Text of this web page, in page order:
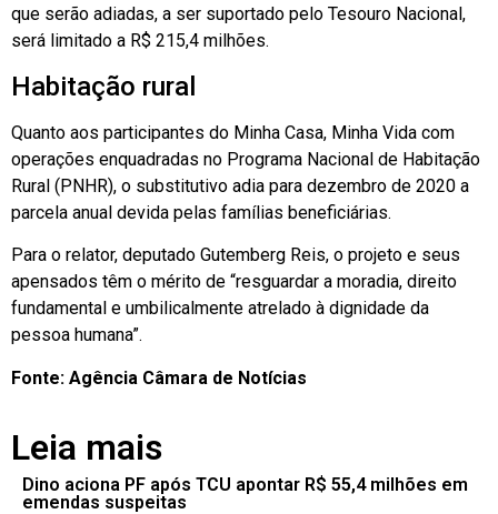
que serão adiadas, a ser suportado pelo Tesouro Nacional,
será limitado a R$ 215,4 milhões.
Habitação rural
Quanto aos participantes do Minha Casa, Minha Vida com
operações enquadradas no Programa Nacional de Habitação
Rural (PNHR), o substitutivo adia para dezembro de 2020 a
parcela anual devida pelas famílias beneficiárias.
Para o relator, deputado Gutemberg Reis, o projeto e seus
apensados têm o mérito de “resguardar a moradia, direito
fundamental e umbilicalmente atrelado à dignidade da
pessoa humana”.
Fonte: Agência Câmara de Notícias
Leia mais
Dino aciona PF após TCU apontar R$ 55,4 milhões em
emendas suspeitas